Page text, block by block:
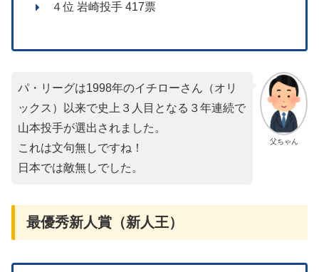
４位 岩崎投手 417票
父ちゃん
パ・リーグは1998年のイチローさん（オリ
ックス）以来で史上３人目となる３年連続で
山本投手が選出されました。
これは文句無しですね！
日本では敵無しでした。
最優秀新人賞（新人王）